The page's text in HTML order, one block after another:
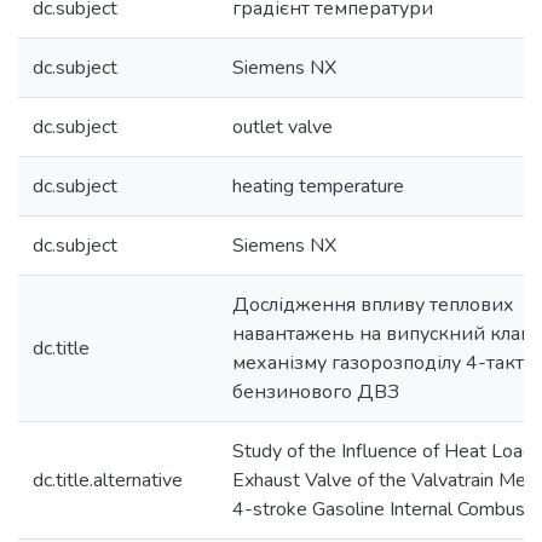
dc.subject градієнт температури
dc.subject Siemens NX
dc.subject outlet valve
dc.subject heating temperature
dc.subject Siemens NX
dc.title
Дослідження впливу теплових
навантажень на випускний
механізму газорозподілу 4-
бензинового ДВЗ
dc.title.alternative
Study of the Influence of Heat
Exhaust Valve of the Valvatrain
4-stroke Gasoline Internal